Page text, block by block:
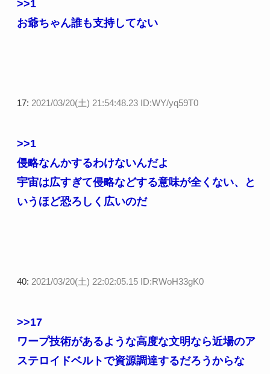
>>1
お爺ちゃん誰も支持してない
17: 2021/03/20(土) 21:54:48.23 ID:WY/yq59T0
>>1
侵略なんかするわけないんだよ
宇宙は広すぎて侵略などする意味が全くない、と
いうほど恐ろしく広いのだ
40: 2021/03/20(土) 22:02:05.15 ID:RWoH33gK0
>>17
ワープ技術があるような高度な文明なら近場のア
ステロイドベルトで資源調達するだろうからな